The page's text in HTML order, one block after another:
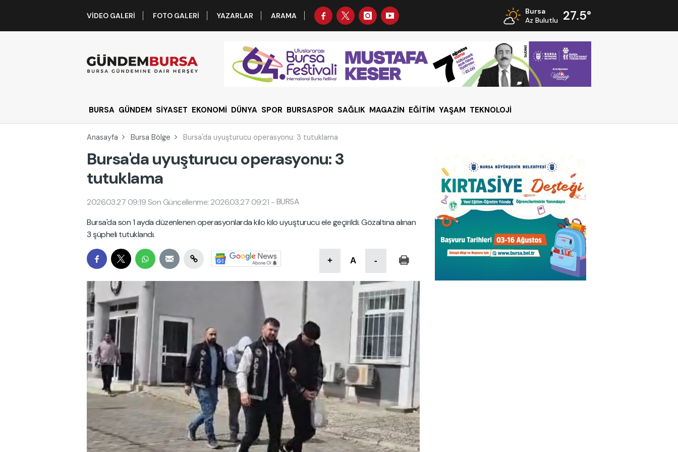
VIDEO GALERI FOTO GALERI YAZARLAR ARAMA
Bursa
Az Bulutlu
27.5°
BURSA GÜNDEM SİYASET EKONOMİ DÜNYA SPOR BURSASPOR SAĞLIK MAGAZİN EĞİTİM YAŞAM TEKNOLOJİ
Anasayfa Bursa Bölge Bursa'da uyuşturucu operasyonu: 3 tutuklama
Bursa'da uyuşturucu operasyonu: 3
tutuklama
2026.03.27 09:19 Son Güncellenme: 2026.03.27 09:21 -BURSA
Bursa'da son 1 ayda düzenlenen operasyonlarda kilo kilo uyuşturucu ele geçirildi. Gözaltına alınan
3 şüpheli tutuklandı.
+ A -